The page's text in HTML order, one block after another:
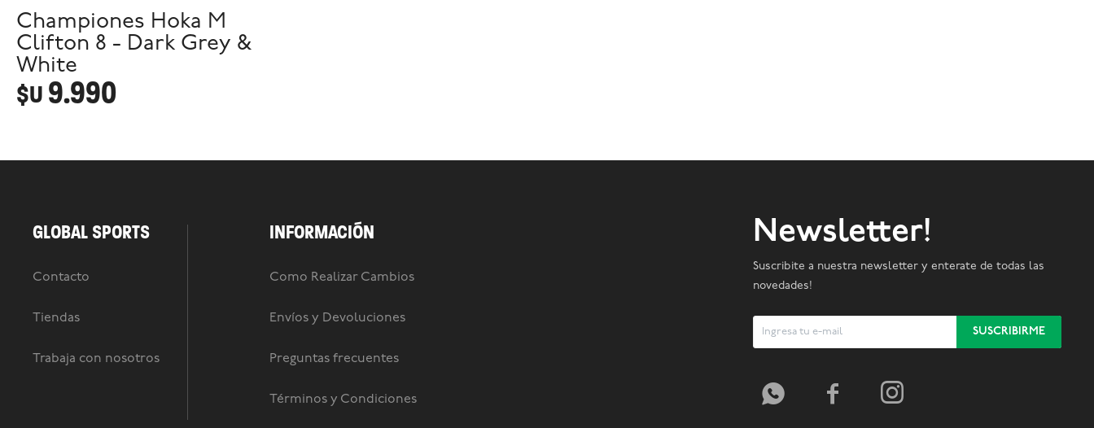
Championes Hoka M
Clifton 8 - Dark Grey &
White
$U 9.990
GLOBAL SPORTS
Contacto
Tiendas
Trabaja con nosotros
INFORMACIÓN
Como Realizar Cambios
Envíos y Devoluciones
Preguntas frecuentes
Términos y Condiciones
Newsletter!
Suscribite a nuestra newsletter y enterate de todas las
novedades!
SUSCRIBIRME
  